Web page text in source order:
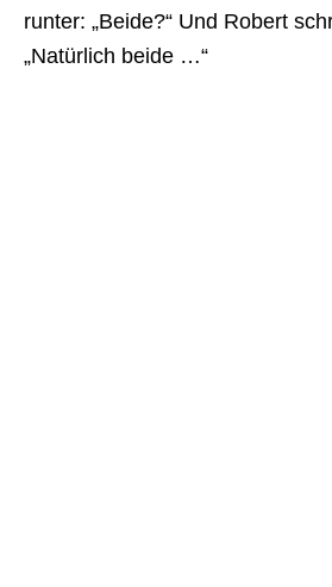
runter: „Beide?“ Und Robert
„Natürlich beide …“